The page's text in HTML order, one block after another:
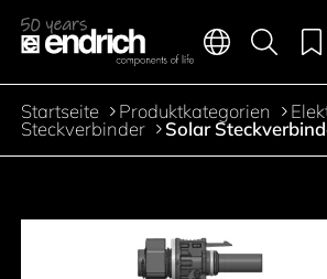
Zum Inhalt springen
Hauptnavigation
Sprachen
Pfadnavigation
Startseite Produktkategorien
Steckverbinder Solar